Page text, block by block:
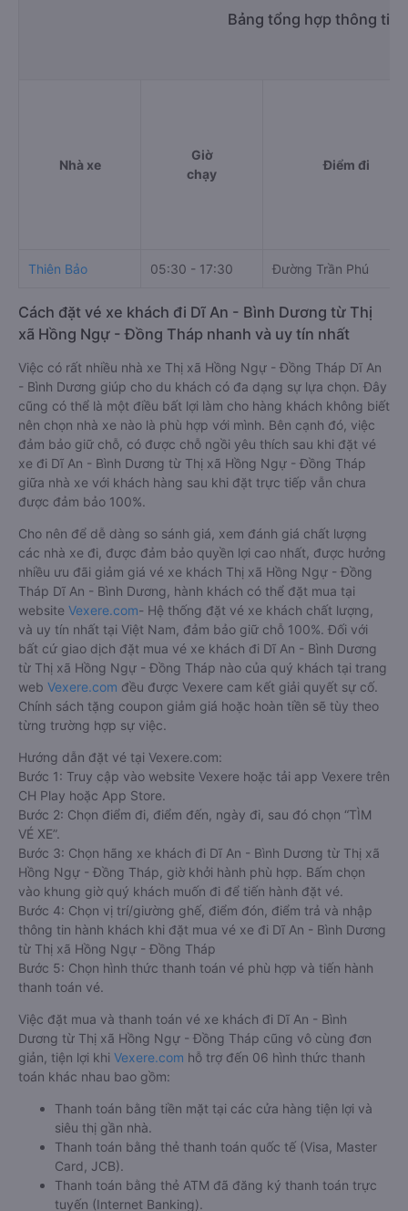
Bảng tổng hợp thông tin
Nhà xe
Giờ
chạy
Điểm đi
Thiên Bảo 05:30 - 17:30 Đường Trần Phú
Cách đặt vé xe khách đi Dĩ An - Bình Dương từ Thị
xã Hồng Ngự - Đồng Tháp nhanh và uy tín nhất
Việc có rất nhiều nhà xe Thị xã Hồng Ngự - Đồng Tháp Dĩ An
- Bình Dương giúp cho du khách có đa dạng sự lựa chọn. Đây
cũng có thể là một điều bất lợi làm cho hàng khách không biết
nên chọn nhà xe nào là phù hợp với mình. Bên cạnh đó, việc
đảm bảo giữ chỗ, có được chỗ ngồi yêu thích sau khi đặt vé
xe đi Dĩ An - Bình Dương từ Thị xã Hồng Ngự - Đồng Tháp
giữa nhà xe với khách hàng sau khi đặt trực tiếp vẫn chưa
được đảm bảo 100%.
Cho nên để dễ dàng so sánh giá, xem đánh giá chất lượng
các nhà xe đi, được đảm bảo quyền lợi cao nhất, được hưởng
nhiều ưu đãi giảm giá vé xe khách Thị xã Hồng Ngự - Đồng
Tháp Dĩ An - Bình Dương, hành khách có thể đặt mua tại
website Vexere.com- Hệ thống đặt vé xe khách chất lượng,
và uy tín nhất tại Việt Nam, đảm bảo giữ chỗ 100%. Đối với
bất cứ giao dịch đặt mua vé xe khách đi Dĩ An - Bình Dương
từ Thị xã Hồng Ngự - Đồng Tháp nào của quý khách tại trang
web Vexere.com đều được Vexere cam kết giải quyết sự cố.
Chính sách tặng coupon giảm giá hoặc hoàn tiền sẽ tùy theo
từng trường hợp sự việc.
Hướng dẫn đặt vé tại Vexere.com:
Bước 1: Truy cập vào website Vexere hoặc tải app Vexere trên
CH Play hoặc App Store.
Bước 2: Chọn điểm đi, điểm đến, ngày đi, sau đó chọn “TÌM
VÉ XE”.
Bước 3: Chọn hãng xe khách đi Dĩ An - Bình Dương từ Thị xã
Hồng Ngự - Đồng Tháp, giờ khởi hành phù hợp. Bấm chọn
vào khung giờ quý khách muốn đi để tiến hành đặt vé.
Bước 4: Chọn vị trí/giường ghế, điểm đón, điểm trả và nhập
thông tin hành khách khi đặt mua vé xe đi Dĩ An - Bình Dương
từ Thị xã Hồng Ngự - Đồng Tháp
Bước 5: Chọn hình thức thanh toán vé phù hợp và tiến hành
thanh toán vé.
Việc đặt mua và thanh toán vé xe khách đi Dĩ An - Bình
Dương từ Thị xã Hồng Ngự - Đồng Tháp cũng vô cùng đơn
giản, tiện lợi khi Vexere.com hỗ trợ đến 06 hình thức thanh
toán khác nhau bao gồm:
Thanh toán bằng tiền mặt tại các cửa hàng tiện lợi và
siêu thị gần nhà.
Thanh toán bằng thẻ thanh toán quốc tế (Visa, Master
Card, JCB).
Thanh toán bằng thẻ ATM đã đăng ký thanh toán trực
tuyến (Internet Banking).